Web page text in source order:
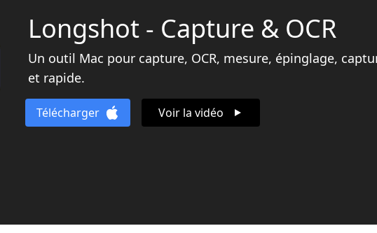
Longshot - Capture & OCR
Un outil Mac pour capture, OCR, mesure, épinglage,
et rapide.
Télécharger Voir la vidéo